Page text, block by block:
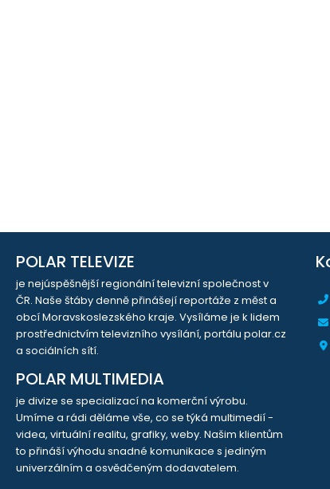
POLAR TELEVIZE
je nejúspěšnější regionální televizní společnost v
ČR. Naše štáby denně přinášejí reportáže z měst a
obcí Moravskoslezského kraje. Vysíláme je k lidem
prostřednictvím televizního vysílání, portálu polar.cz
a sociálních sítí.
POLAR MULTIMEDIA
je divize se specializací na komerční výrobu.
Umíme a rádi děláme vše, co se týká multimedií -
videa, virtuální realitu, grafiky, weby. Našim klientům
to přináší výhodu snadné komunikace s jediným
univerzálním a osvědčeným dodavatelem.